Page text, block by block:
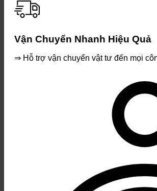
số
lượng
Vận Chuyển Nhanh Hiệu Quả
⇒ Hỗ trợ vận chuyển vật tư đến mọi